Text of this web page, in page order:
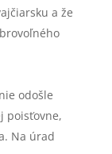
a že
odošle
poisťovne,
Na úrad